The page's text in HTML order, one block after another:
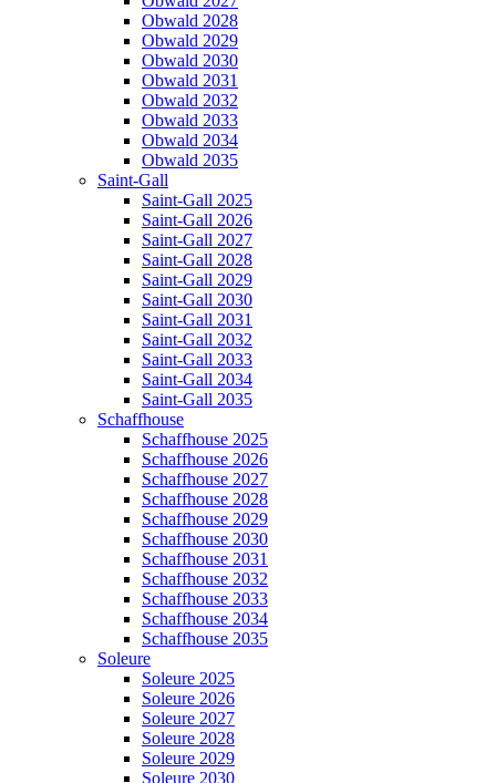
Obwald 2028
Obwald 2029
Obwald 2030
Obwald 2031
Obwald 2032
Obwald 2033
Obwald 2034
Obwald 2035
Saint-Gall
Saint-Gall 2025
Saint-Gall 2026
Saint-Gall 2027
Saint-Gall 2028
Saint-Gall 2029
Saint-Gall 2030
Saint-Gall 2031
Saint-Gall 2032
Saint-Gall 2033
Saint-Gall 2034
Saint-Gall 2035
Schaffhouse
Schaffhouse 2025
Schaffhouse 2026
Schaffhouse 2027
Schaffhouse 2028
Schaffhouse 2029
Schaffhouse 2030
Schaffhouse 2031
Schaffhouse 2032
Schaffhouse 2033
Schaffhouse 2034
Schaffhouse 2035
Soleure
Soleure 2025
Soleure 2026
Soleure 2027
Soleure 2028
Soleure 2029
Soleure 2030